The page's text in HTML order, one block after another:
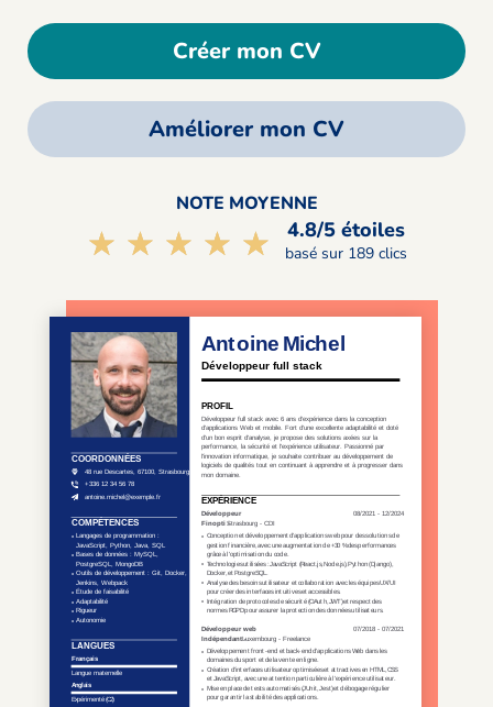
Créer mon CV
Améliorer mon CV
NOTE MOYENNE
☆☆☆☆☆
★★★★★ 4.8/5 étoiles
basé sur 189 clics